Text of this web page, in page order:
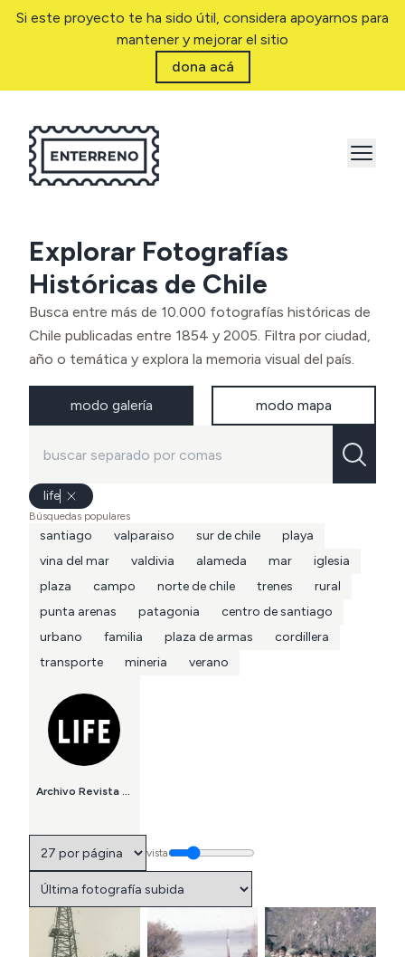
Si este proyecto te ha sido útil, considera apoyarnos para
mantener y mejorar el sitio
dona acá
Explorar Fotografías
Históricas de Chile
Busca entre más de 10.000 fotografías históricas de
Chile publicadas entre 1854 y 2005. Filtra por ciudad,
año o temática y explora la memoria visual del país.
modo galería modo mapa
life
Búsquedas populares
santiago valparaiso sur de chile
playa
vina del mar
valdivia alameda mar
iglesia
plaza
campo norte de chile trenes
rural
punta arenas
patagonia
centro de santiago
urbano
familia plaza de armas
cordillera
transporte
mineria verano
Archivo Revista LIFE
vista